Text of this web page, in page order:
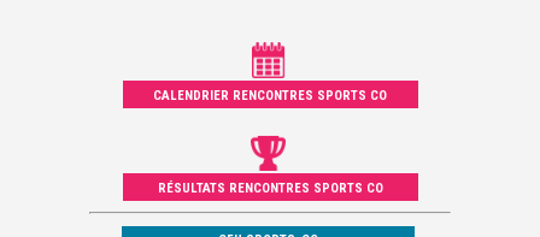
CALENDRIER RENCONTRES SPORTS CO
RÉSULTATS RENCONTRES SPORTS CO